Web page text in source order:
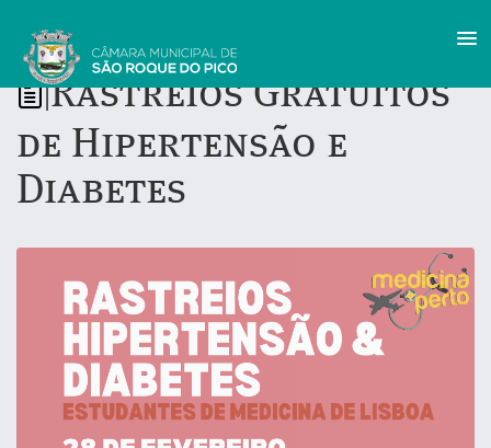
Rastreios Gratuitos
de Hipertensão e
Diabetes